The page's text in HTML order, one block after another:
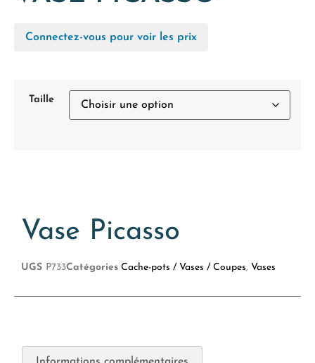
Connectez-vous pour voir les prix
Taille
Vase Picasso
UGS P733Catégories Cache-pots / Vases / Coupes, Vases